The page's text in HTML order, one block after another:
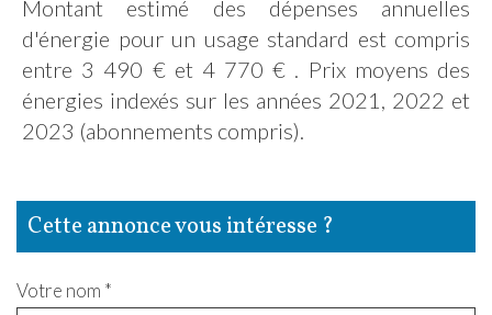
Montant estimé des dépenses annuelles
d'énergie pour un usage standard est compris
entre 3 490 € et 4 770 € . Prix moyens des
énergies indexés sur les années 2021, 2022 et
2023 (abonnements compris).
cette annonce vous intéresse ?
Votre nom *